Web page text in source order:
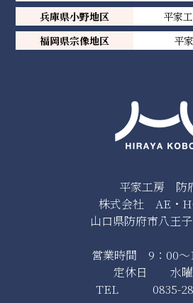
平家工房 防
株式会社 AE・
山口県防府市八王
営業時間 9：00～
定休日 水曜
TEL 0835-28-
兵庫県小野地区
平家
福岡県宗像地区
平